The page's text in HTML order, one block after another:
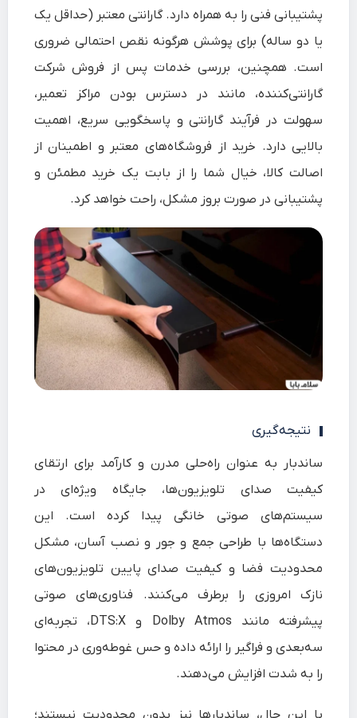
پشتیبانی فنی را به همراه دارد. گارانتی معتبر (حداقل یک
یا دو ساله) برای پوشش هرگونه نقص احتمالی ضروری
است. همچنین، بررسی خدمات پس از فروش شرکت
گارانتی‌کننده، مانند در دسترس بودن مراکز تعمیر،
سهولت در فرآیند گارانتی و پاسخگویی سریع، اهمیت
بالایی دارد. خرید از فروشگاه‌های معتبر و اطمینان از
اصالت کالا، خیال شما را از بابت یک خرید مطمئن و
پشتیبانی در صورت بروز مشکل، راحت خواهد کرد.
نتیجه‌گیری
ساندبار به عنوان راه‌حلی مدرن و کارآمد برای ارتقای
کیفیت صدای تلویزیون‌ها، جایگاه ویژه‌ای در
سیستم‌های صوتی خانگی پیدا کرده است. این
دستگاه‌ها با طراحی جمع‌ و جور و نصب آسان، مشکل
محدودیت فضا و کیفیت صدای پایین تلویزیون‌های
نازک امروزی را برطرف می‌کنند. فناوری‌های صوتی
پیشرفته مانند Dolby Atmos و DTS:X، تجربه‌ای
سه‌بعدی و فراگیر را ارائه داده و حس غوطه‌وری در محتوا
را به شدت افزایش می‌دهند.
با این حال، ساندبارها نیز بدون محدودیت نیستند؛